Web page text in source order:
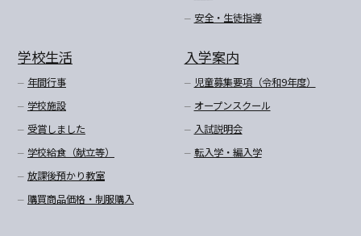
安全・生徒指導
学校生活
年間行事
学校施設
受賞しました
学校給食（献立等）
放課後預かり教室
購買商品価格・制服購入
入学案内
児童募集要項（令和9年度）
オープンスクール
入試説明会
転入学・編入学